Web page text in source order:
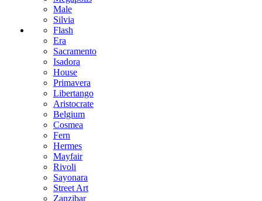
Male
Silvia
Flash
Era
Sacramento
Isadora
House
Primavera
Libertango
Aristocrate
Belgium
Cosmea
Fern
Hermes
Mayfair
Rivoli
Sayonara
Street Art
Zanzibar